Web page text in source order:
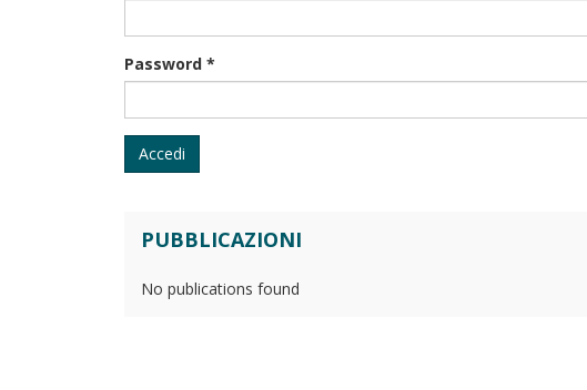
Password *
Accedi
PUBBLICAZIONI
No publications found